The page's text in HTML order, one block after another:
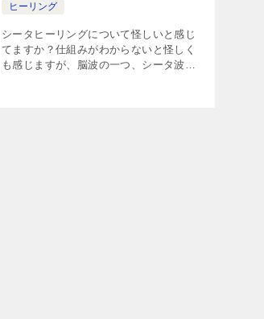
ヒーリング
シータヒーリングについて怪しいと感じ
てますか？仕組みがわからないと怪しく
も感じますが、脳波の一つ、シータ波を